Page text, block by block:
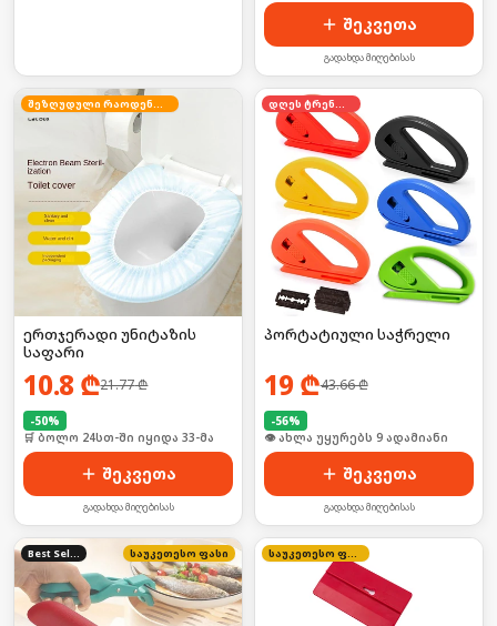
შეკვეთა
გადახდა მიღებისას
ერთჯერადი უნიტაზის
საფარი
10.8 ₾21.77₾
-50%
🛒 ბოლო 24სთ-ში იყიდა 33-მა
შეკვეთა
გადახდა მიღებისას
პორტატიული საჭრელი
19 ₾43.66₾
-56%
🛒 ბოლო 24სთ-ში იყიდა 14-მა
შეკვეთა
გადახდა მიღებისას
საუკეთესო ფასი